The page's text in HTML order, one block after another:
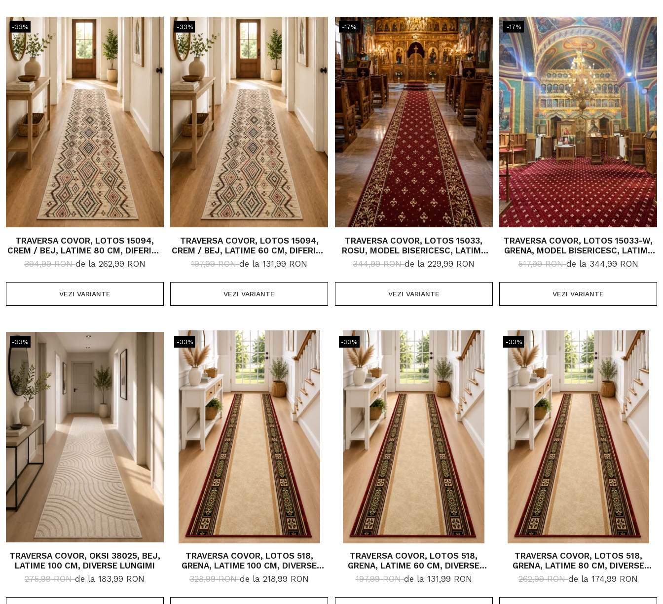
-33%
TRAVERSA COVOR, LOTOS 15094,
CREM / BEJ, LATIME 80 CM, DIFERITE
LUNGIMI, 1800 GR/MP
394,99 RONde la 262,99 RON
VEZI VARIANTE
-33%
TRAVERSA COVOR, LOTOS 15094,
CREM / BEJ, LATIME 60 CM, DIFERITE
LUNGIMI, 1800 GR/MP
197,99 RONde la 131,99 RON
VEZI VARIANTE
-17%
TRAVERSA COVOR, LOTOS 15033,
ROSU, MODEL BISERICESC, LATIME
100 CM, DIVERSE LUNGIMI, 1800
344,99 RONde la 229,99 RON
VEZI VARIANTE
-17%
TRAVERSA COVOR, LOTOS 15033-W,
GRENA, MODEL BISERICESC, LATIME
100 CM, DIVERSE LUNGIMI, 1800
517,99 RONde la 344,99 RON
VEZI VARIANTE
-33%
TRAVERSA COVOR, OKSI 38025, BEJ,
LATIME 100 CM, DIVERSE LUNGIMI
275,99 RONde la 183,99 RON
-33%
TRAVERSA COVOR, LOTOS 518,
GRENA, LATIME 100 CM, DIVERSE
LUNGIMI
328,99 RONde la 218,99 RON
-33%
TRAVERSA COVOR, LOTOS 518,
GRENA, LATIME 60 CM, DIVERSE
LUNGIMI
197,99 RONde la 131,99 RON
-33%
TRAVERSA COVOR, LOTOS 518,
GRENA, LATIME 80 CM, DIVERSE
LUNGIMI
262,99 RONde la 174,99 RON